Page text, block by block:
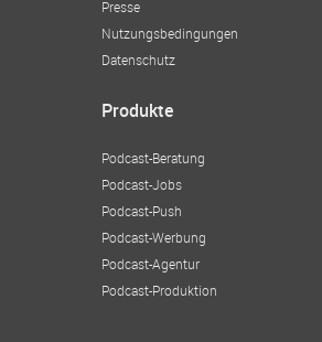
Presse
Nutzungsbedingungen
Datenschutz
Produkte
Podcast-Beratung
Podcast-Jobs
Podcast-Push
Podcast-Werbung
Podcast-Agentur
Podcast-Produktion